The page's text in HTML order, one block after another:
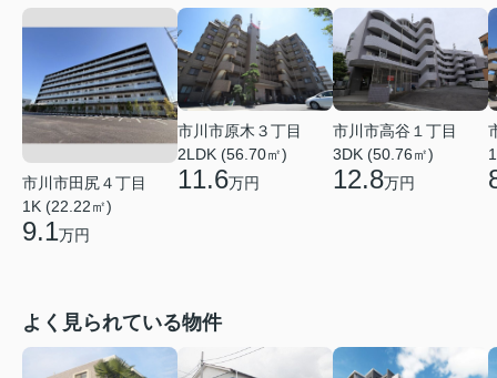
市川市田尻４丁目
1K (22.22㎡)
9.1万円
市川市原木３丁目
2LDK (56.70㎡)
11.6万円
市川市高谷１丁目
3DK (50.76㎡)
12.8万円
よく見られている物件